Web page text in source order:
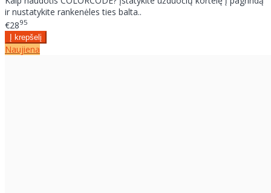
ir nustatykite rankenėles ties balta..
€2895
Naujiena